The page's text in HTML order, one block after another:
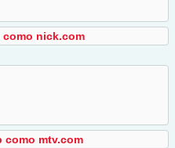
nick.com
como mtv.com